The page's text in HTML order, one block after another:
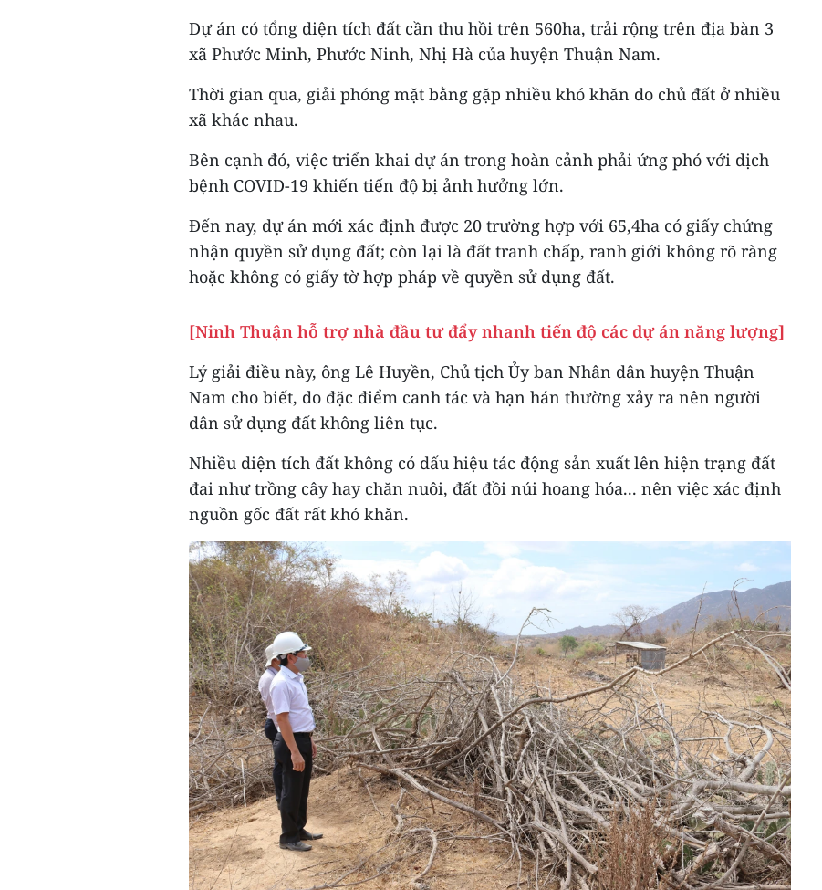
Dự án có tổng diện tích đất cần thu hồi trên 560ha, trải rộng trên địa bàn 3
xã Phước Minh, Phước Ninh, Nhị Hà của huyện Thuận Nam.
Thời gian qua, giải phóng mặt bằng gặp nhiều khó khăn do chủ đất ở nhiều
xã khác nhau.
Bên cạnh đó, việc triển khai dự án trong hoàn cảnh phải ứng phó với dịch
bệnh COVID-19 khiến tiến độ bị ảnh hưởng lớn.
Đến nay, dự án mới xác định được 20 trường hợp với 65,4ha có giấy chứng
nhận quyền sử dụng đất; còn lại là đất tranh chấp, ranh giới không rõ ràng
hoặc không có giấy tờ hợp pháp về quyền sử dụng đất.
[Ninh Thuận hỗ trợ nhà đầu tư đẩy nhanh tiến độ các dự án năng lượng]
Lý giải điều này, ông Lê Huyền, Chủ tịch Ủy ban Nhân dân huyện Thuận
Nam cho biết, do đặc điểm canh tác và hạn hán thường xảy ra nên người
dân sử dụng đất không liên tục.
Nhiều diện tích đất không có dấu hiệu tác động sản xuất lên hiện trạng đất
đai như trồng cây hay chăn nuôi, đất đồi núi hoang hóa... nên việc xác định
nguồn gốc đất rất khó khăn.